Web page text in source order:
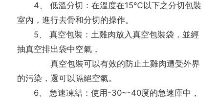
4、 低溫分切：在溫度在15℃以下之分切包裝
室內，進行去骨和分切的操作。
5、 真空包裝：土雞肉放入真空包裝袋，並經
抽真空排出袋中空氣，
真空包裝可以有效的防止土雞肉遭受外界
的污染，還可以隔絕空氣。
6、 急速凍結：使用-30~-40度的急速庫中，